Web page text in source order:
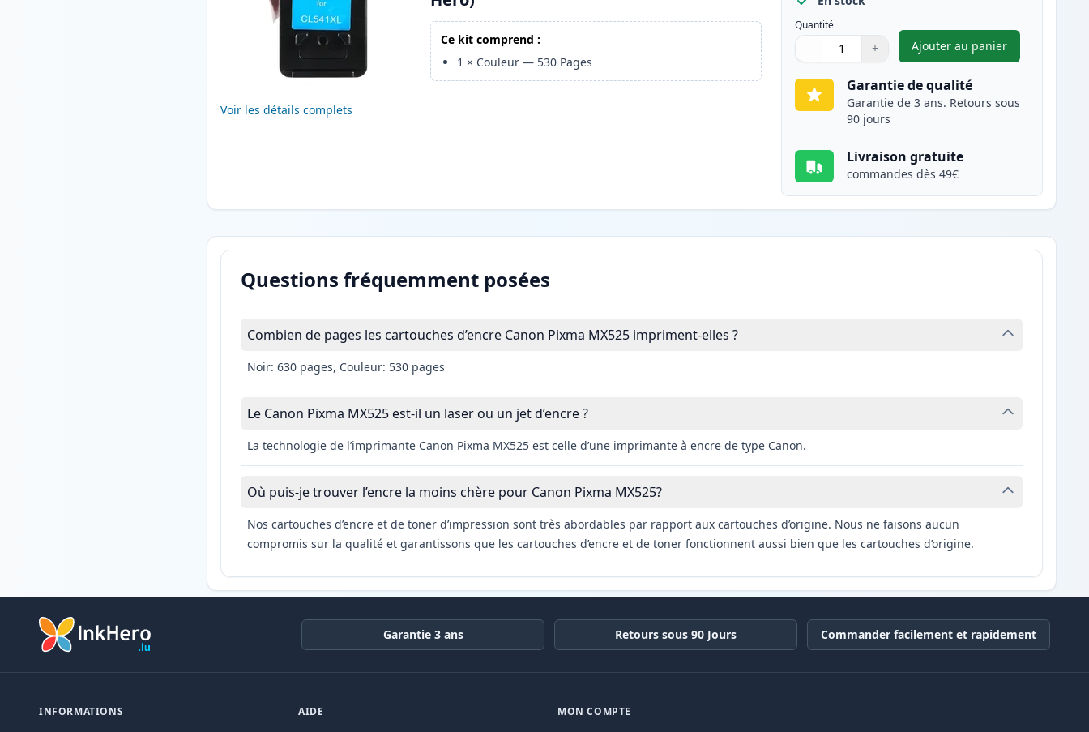
Voir les détails complets
Ce kit comprend :
1 × Couleur — 530 Pages
Quantité
Quantité
Utilisez les boutons pour ajuster
− +
Quantité
Ajouter au panier
,Canon CL-541XL
Garantie de qualité
Garantie de 3 ans. Retours sous
90 jours
Livraison gratuite
commandes dès 49€
Questions fréquemment posées
Combien de pages les cartouches d’encre Canon Pixma MX525 impriment-elles ?
Noir: 630 pages, Couleur: 530 pages
Le Canon Pixma MX525 est-il un laser ou un jet d’encre ?
La technologie de l’imprimante Canon Pixma MX525 est celle d’une imprimante à encre de type Canon.
Où puis-je trouver l’encre la moins chère pour Canon Pixma MX525?
Nos cartouches d’encre et de toner d’impression sont très abordables par rapport aux cartouches d’origine. Nous ne faisons aucun
compromis sur la qualité et garantissons que les cartouches d’encre et de toner fonctionnent aussi bien que les cartouches d’origine.
Garantie 3 ans Retours sous 90 Jours Commander facilement et rapidement
INFORMATIONS AIDE MON COMPTE